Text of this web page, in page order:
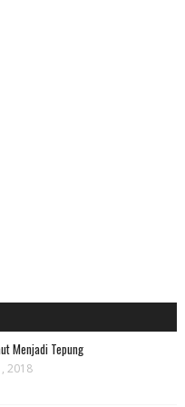
Menjadi Tepung
2018